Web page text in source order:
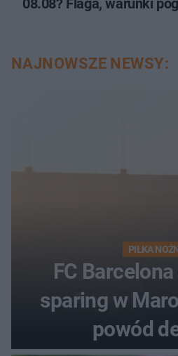
08.08? Flaga, warunki
NAJNOWSZE NEWSY:
PIŁKA
FC
sparing w
powód